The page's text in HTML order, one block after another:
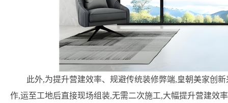
此外,为提升营建效率、规避传统装修弊端,皇朝美家创
作,运至工地后直接现场组装,无需二次施工,大幅提升营建效